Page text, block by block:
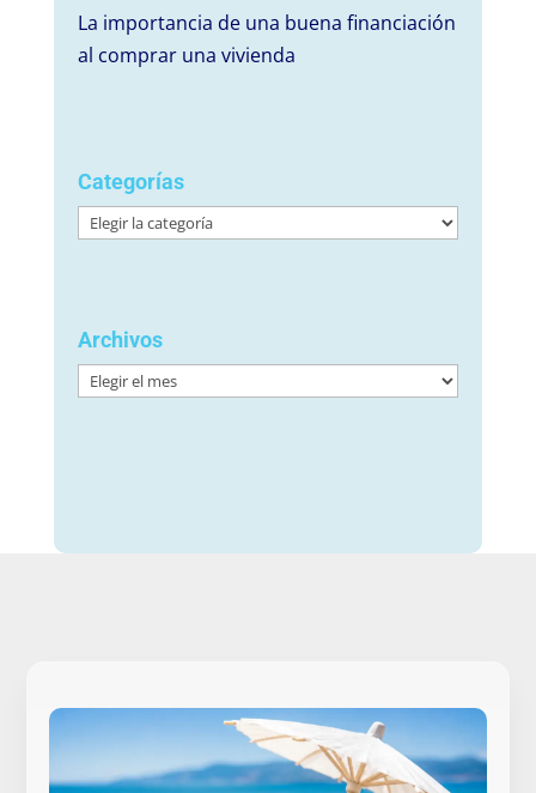
La importancia de una buena financiación
al comprar una vivienda
Categorías
Categorías
Archivos
Archivos